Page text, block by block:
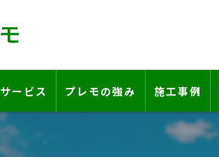
サービス
工事の流れ―契約書・保証書について―
プレモの強み 施工事例